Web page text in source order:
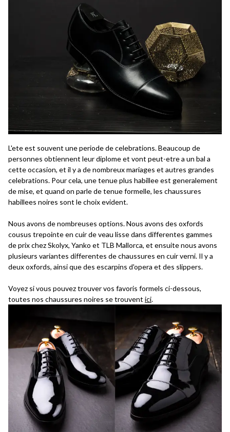
L'ete est souvent une periode de celebrations. Beaucoup de
personnes obtiennent leur diplome et vont peut-etre a un bal a
cette occasion, et il y a de nombreux mariages et autres grandes
celebrations. Pour cela, une tenue plus habillee est generalement
de mise, et quand on parle de tenue formelle, les chaussures
habillees noires sont le choix evident.
Nous avons de nombreuses options. Nous avons des oxfords
cousus trepointe en cuir de veau lisse dans differentes gammes
de prix chez Skolyx, Yanko et TLB Mallorca, et ensuite nous avons
plusieurs variantes differentes de chaussures en cuir verni. Il y a
deux oxfords, ainsi que des escarpins d'opera et des slippers.
Voyez si vous pouvez trouver vos favoris formels ci-dessous,
toutes nos chaussures noires se trouvent ici.